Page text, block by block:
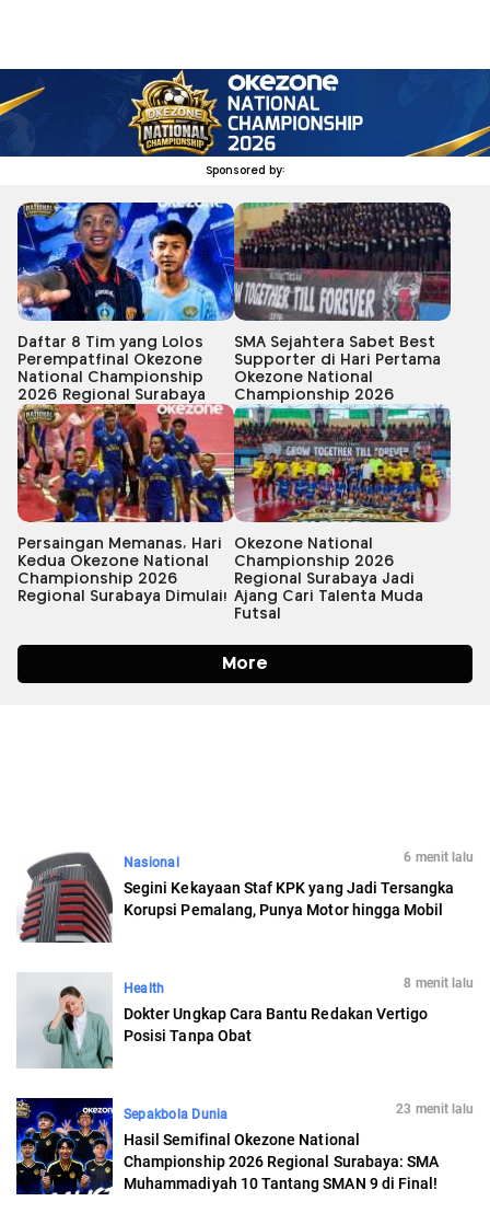
Nasional 6 menit lalu
Segini Kekayaan Staf KPK yang Jadi Tersangka
Korupsi Pemalang, Punya Motor hingga Mobil
Health 8 menit lalu
Dokter Ungkap Cara Bantu Redakan Vertigo
Posisi Tanpa Obat
Sepakbola Dunia 23 menit lalu
Hasil Semifinal Okezone National
Championship 2026 Regional Surabaya: SMA
Muhammadiyah 10 Tantang SMAN 9 di Final!